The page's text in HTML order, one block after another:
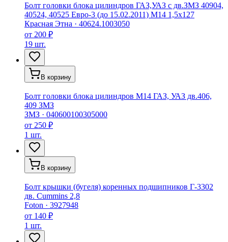
Болт головки блока цилиндров ГАЗ,УАЗ с дв.ЗМЗ 40904,
40524, 40525 Евро-3 (до 15.02.2011) М14 1,5х127
Красная Этна · 40624.1003050
от 200 ₽
19 шт.
В корзину
Болт головки блока цилиндров М14 ГАЗ, УАЗ дв.406,
409 ЗМЗ
ЗМЗ · 040600100305000
от 250 ₽
1 шт.
В корзину
Болт крышки (бугеля) коренных подшипников Г-3302
дв. Cummins 2,8
Foton · 3927948
от 140 ₽
1 шт.